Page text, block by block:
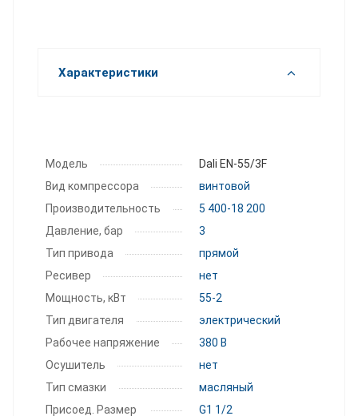
Характеристики
Модель
Dali EN-55/3F
Вид компрессора
винтовой
Производитель­ность
5 400-18 200
Давление, бар
3
Тип привода
прямой
Ресивер
нет
Мощность, кВт
55-2
Тип двигателя
электрический
Рабочее напряжение
380 В
Осушитель
нет
Тип смазки
масляный
Присоед. Размер
G1 1/2